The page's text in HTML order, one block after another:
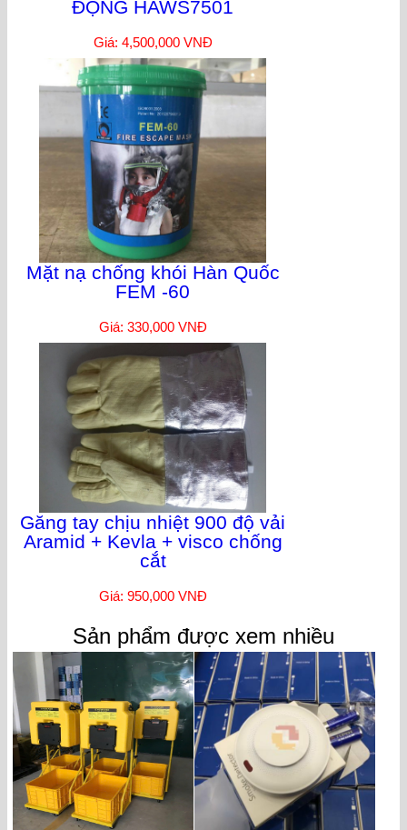
ĐỘNG HAWS7501
Giá: 4,500,000 VNĐ
Mặt nạ chống khói Hàn Quốc
FEM -60
Giá: 330,000 VNĐ
Găng tay chịu nhiệt 900 độ vải
Aramid + Kevla + visco chống
cắt
Giá: 950,000 VNĐ
Sản phẩm được xem nhiều